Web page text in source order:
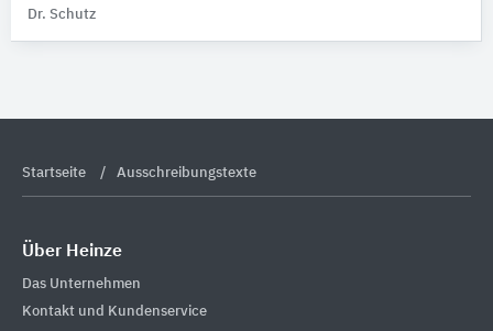
Dr. Schutz
Startseite Ausschreibungstexte
Über Heinze
Das Unternehmen
Kontakt und Kundenservice